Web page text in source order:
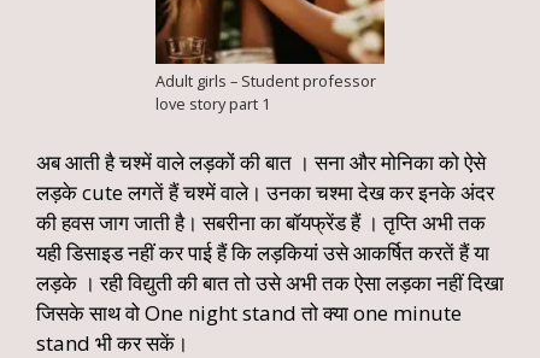
Adult girls – Student professor
love story part 1
अब आती है चश्में वाले लड़कों की बात । सना और मोनिका को ऐसे
लड़के cute लगतें हैं चश्में वाले। उनका चश्मा देख कर इनके अंदर
की हवस जाग जाती है। सबरीना का बॉयफ्रेंड हैं । तृप्ति अभी तक
यही डिसाइड नहीं कर पाई हैं कि लड़कियां उसे आकर्षित करतें हैं या
लड़के । रही विद्युती की बात तो उसे अभी तक ऐसा लड़का नहीं दिखा
जिसके साथ वो One night stand तो क्या one minute
stand भी कर सकें।